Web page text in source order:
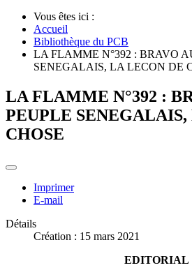
Vous êtes ici :
Accueil
Bibliothèque du PCB
LA FLAMME N°392 : BRAVO
SENEGALAIS, LA LECON DE
LA FLAMME N°392 :
PEUPLE
CHOSE
Imprimer
E-mail
Détails
Création : 15 mars 2021
EDITORIAL